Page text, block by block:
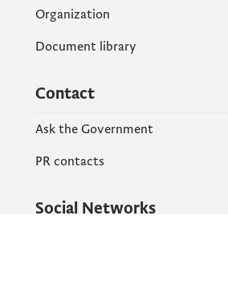
Organization
Document library
Contact
Ask the Government
PR contacts
Social Networks